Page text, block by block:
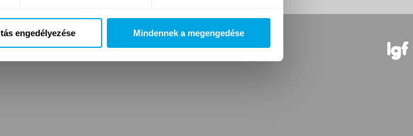
engedélyezése Mindennek a megengedése
nyilatkozat